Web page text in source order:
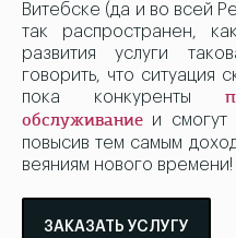
Витебске (да и во всей
так распространен,
развития услуги
говорить, что ситуация
пока конкуренты
обслуживание и смогут
повысив тем самым
веяниям нового времени!
ЗАКАЗАТЬ УСЛУГУ